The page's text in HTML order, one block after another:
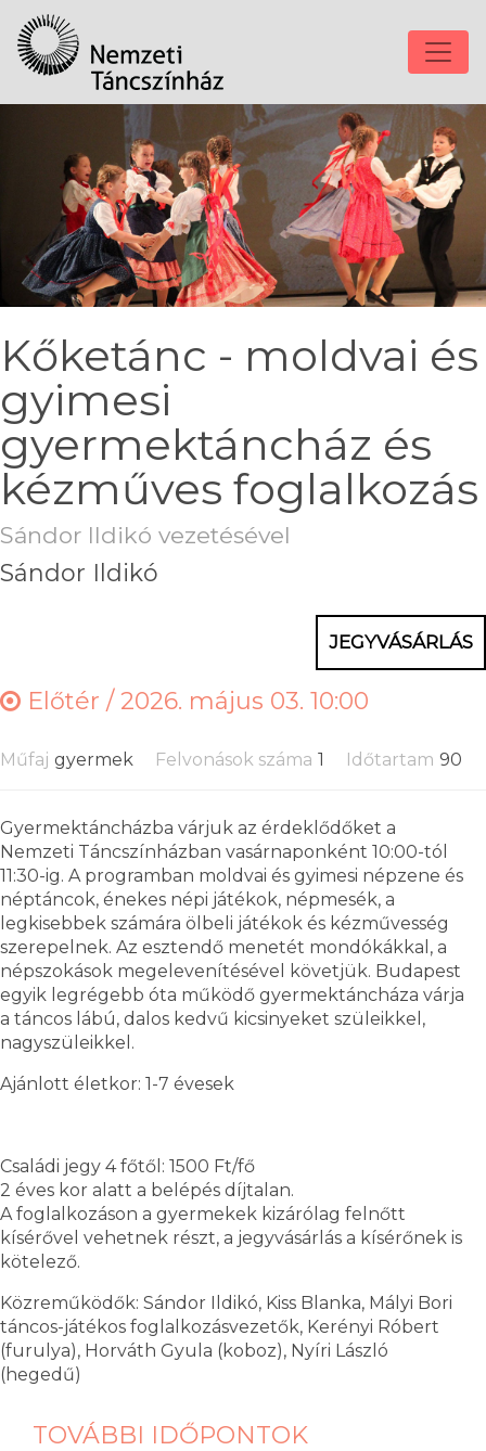
Kőketánc - moldvai és
gyimesi
gyermektáncház és
kézműves foglalkozás
Sándor Ildikó vezetésével
Sándor Ildikó
JEGYVÁSÁRLÁS
Előtér /2026. május 03. 10:00
Műfaj gyermek Felvonások száma 1 Időtartam 90
Gyermektáncházba várjuk az érdeklődőket a
Nemzeti Táncszínházban vasárnaponként 10:00-tól
11:30-ig. A programban moldvai és gyimesi népzene és
néptáncok, énekes népi játékok, népmesék, a
legkisebbek számára ölbeli játékok és kézművesség
szerepelnek. Az esztendő menetét mondókákkal, a
népszokások megelevenítésével követjük. Budapest
egyik legrégebb óta működő gyermektáncháza várja
a táncos lábú, dalos kedvű kicsinyeket szüleikkel,
nagyszüleikkel.
Ajánlott életkor: 1-7 évesek
Családi jegy 4 főtől: 1500 Ft/fő
2 éves kor alatt a belépés díjtalan.
A foglalkozáson a gyermekek kizárólag felnőtt
kísérővel vehetnek részt, a jegyvásárlás a kísérőnek is
kötelező.
Közreműködők: Sándor Ildikó, Kiss Blanka, Mályi Bori
táncos-játékos foglalkozásvezetők, Kerényi Róbert
(furulya), Horváth Gyula (koboz), Nyíri László
(hegedű)
TOVÁBBI IDŐPONTOK